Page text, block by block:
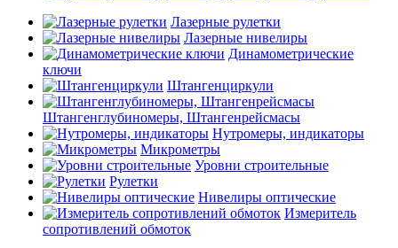
Лазерные рулетки
Лазерные нивелиры
Динамометрические
ключи
Штангенциркули
Штангенглубиномеры, Штангенрейсмасы
Нутромеры, индикаторы
Микрометры
Уровни строительные
Рулетки
Нивелиры оптические
Измеритель
сопротивлений обмоток